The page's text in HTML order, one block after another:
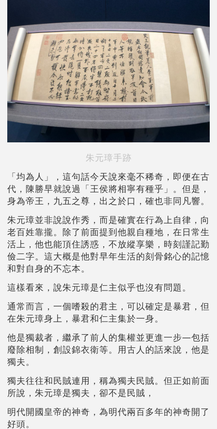
朱元璋手跡
「均為人」，這句話今天說來毫不稀奇，即便在古
代，陳勝早就說過「王侯將相寧有種乎」。但是，
身為帝王，九五之尊，出之於口，確也非同凡響。
朱元璋並非說說作秀，而是確實在行為上自律，向
老百姓靠攏。除了前面提到他親自種地，在日常生
活上，他也能頂住誘惑，不放縱享樂，時刻謹記勤
儉二字。這大概是他對早年生活的刻骨銘心的記憶
和對自身的不忘本。
這樣看來，說朱元璋是仁主似乎也沒有問題。
通常而言，一個嗜殺的君主，可以確定是暴君，但
在朱元璋身上，暴君和仁主集於一身。
他是獨裁者，繼承了前人的集權並更進一步—包括
廢除相制，創設錦衣衛等。用古人的話來說，他是
獨夫。
獨夫往往和民賊連用，稱為獨夫民賊。但正如前面
所說，朱元璋是獨夫，卻不是民賊，
明代開國皇帝的神奇，為明代兩百多年的神奇開了
好頭。